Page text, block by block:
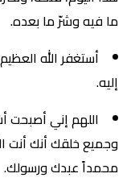
ما فيه وشرّ ما بعده.
أستغفر الله
إليه.
اللهم إني
وجميع خلقك أنك أنت
محمداً عبدك ورسولك.